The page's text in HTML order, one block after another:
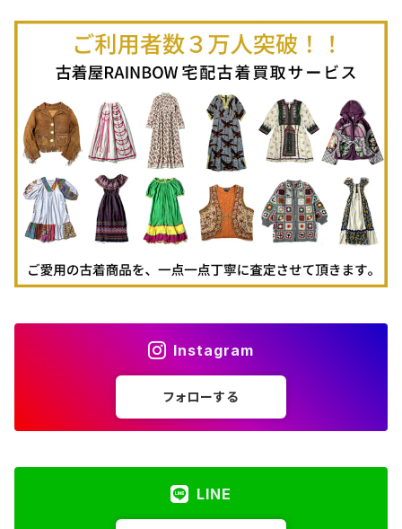
古着長袖ポロシャツ
古着スウェット
古着パーカー
古着タンクトップ
古着羽織り
Instagram
フォローする
LINE